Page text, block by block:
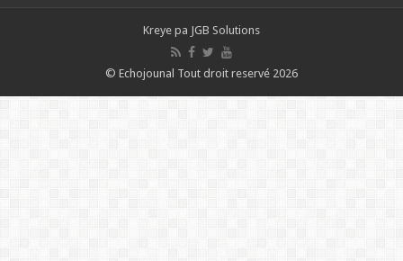
Kreye pa JGB Solutions
© Echojounal Tout droit reservé 2026